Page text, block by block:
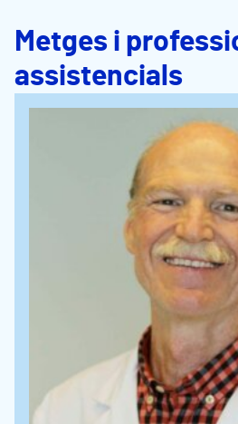
Metges i
assistencials